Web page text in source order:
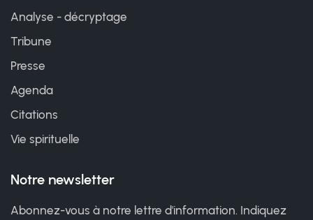
Analyse - décryptage
Tribune
Presse
Agenda
Citations
Vie spirituelle
Notre newsletter
Abonnez-vous à notre lettre d'information. Indiquez